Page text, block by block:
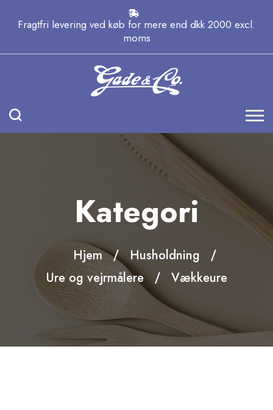
Fragtfri levering ved køb for mere end dkk 2000 excl.
moms
Kategori
Hjem
Husholdning
Ure og vejrmålere
Vækkeure